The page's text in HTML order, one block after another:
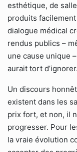
esthétique, de
produits
dialogue médical
rendus publics –
une cause unique
aurait tort d’ignorer.
Un discours
existent dans les
prix fort, et non, il
progresser. Pour
la vraie évolution